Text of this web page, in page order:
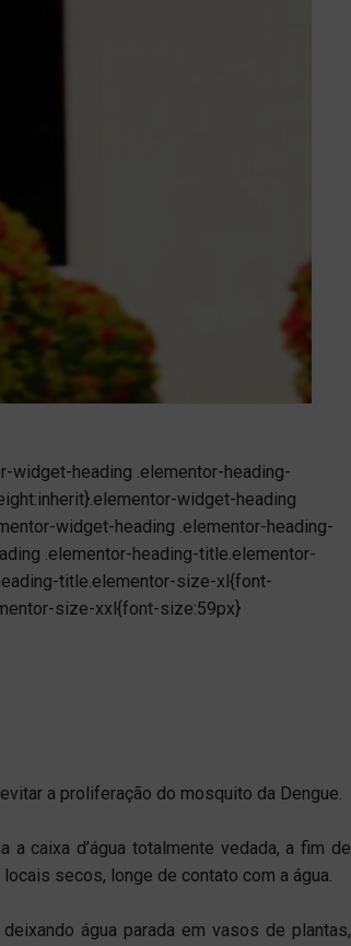
widget-heading .elementor-heading-
widget-heading
widget-heading .elementor-heading-
.elementor-heading-title.elementor-
title.elementor-size-xl{font-
size-xxl{font-size:59px}
a proliferação do mosquito da Dengue.
a caixa d’água totalmente vedada, a fim de
secos, longe de contato com a água.
água parada em vasos de plantas,